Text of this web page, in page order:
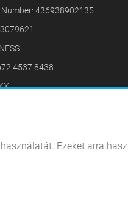
436938902135
4537 8438
Ezeket arra